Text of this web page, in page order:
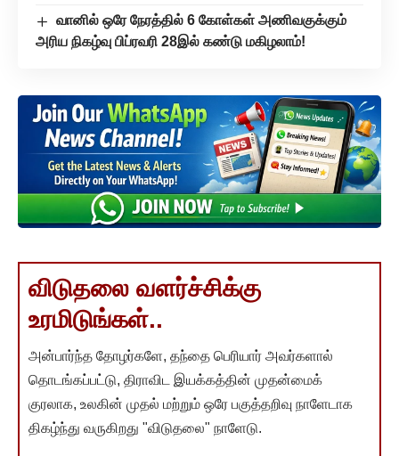
வானில் ஒரே நேரத்தில் 6 கோள்கள் அணிவகுக்கும்
அரிய நிகழ்வு பிப்ரவரி 28இல் கண்டு மகிழலாம்!
விடுதலை வளர்ச்சிக்கு
உரமிடுங்கள்..
அன்பார்ந்த தோழர்களே, தந்தை பெரியார் அவர்களால்
தொடங்கப்பட்டு, திராவிட இயக்கத்தின் முதன்மைக்
குரலாக, உலகின் முதல் மற்றும் ஒரே பகுத்தறிவு நாளேடாக
திகழ்ந்து வருகிறது "விடுதலை" நாளேடு.